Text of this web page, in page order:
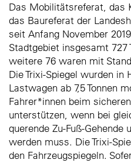
Das Mobilitätsreferat, das
das Baureferat der
seit Anfang November
Stadtgebiet insgesamt 727
weitere 76 waren mit
Die Trixi-Spiegel wurden in
Lastwagen ab 7,5 Tonnen
Fahrer*innen beim
unterstützen, wenn bei
querende Zu-Fuß-Gehende
werden muss. Die Trixi-
den Fahrzeugspiegeln.